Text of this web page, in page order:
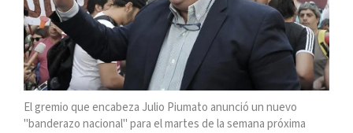
El gremio que encabeza Julio Piumato anunció un nuevo
"banderazo nacional" para el martes de la semana próxima